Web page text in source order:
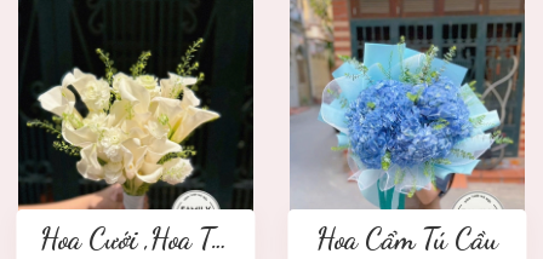
Hoa Cưới ,Hoa Tay Cầm Cô Dâu Hoa Cẩm Tú Cầu